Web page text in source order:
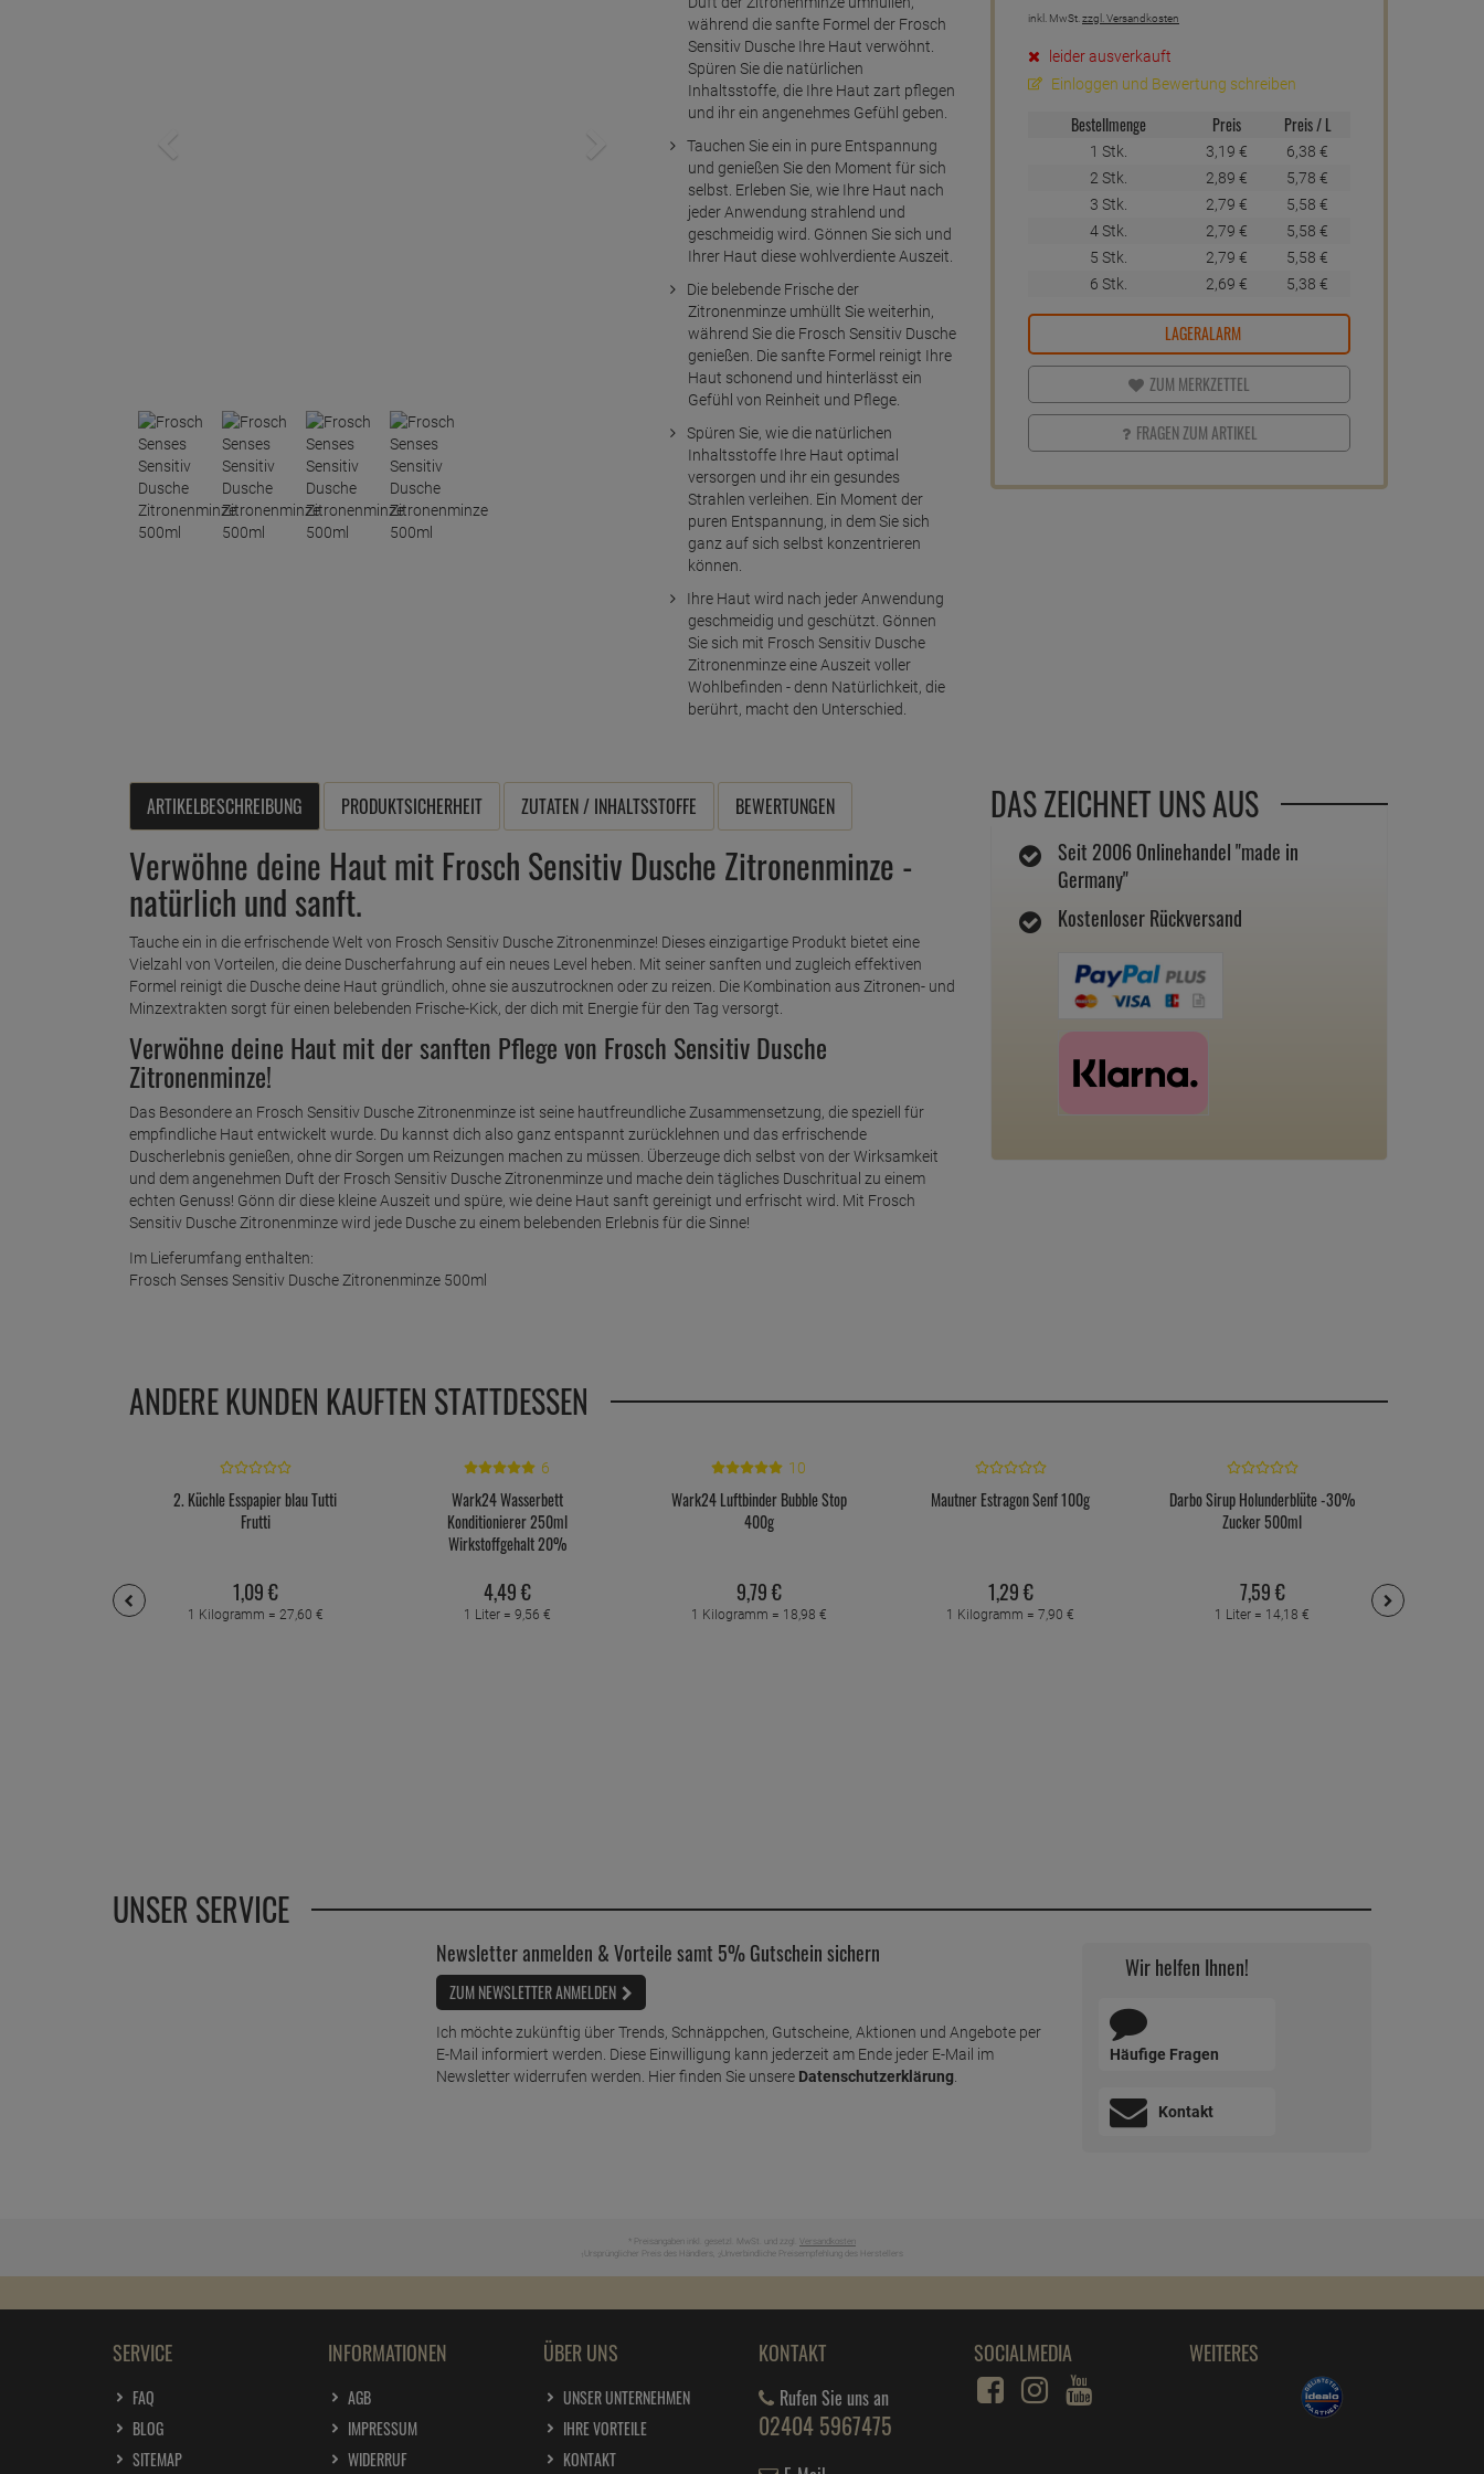
während die sanfte Formel der Frosch
Sensitiv Dusche Ihre Haut verwöhnt.
Spüren Sie die natürlichen
Inhaltsstoffe, die Ihre Haut zart pflegen
und ihr ein angenehmes Gefühl geben.
Tauchen Sie ein in pure Entspannung
und genießen Sie den Moment für sich
selbst. Erleben Sie, wie Ihre Haut nach
jeder Anwendung strahlend und
geschmeidig wird. Gönnen Sie sich und
Ihrer Haut diese wohlverdiente Auszeit.
Die belebende Frische der
Zitronenminze umhüllt Sie weiterhin,
während Sie die Frosch Sensitiv Dusche
genießen. Die sanfte Formel reinigt Ihre
Haut schonend und hinterlässt ein
Gefühl von Reinheit und Pflege.
Spüren Sie, wie die natürlichen
Inhaltsstoffe Ihre Haut optimal
versorgen und ihr ein gesundes
Strahlen verleihen. Ein Moment der
puren Entspannung, in dem Sie sich
ganz auf sich selbst konzentrieren
können.
Ihre Haut wird nach jeder Anwendung
geschmeidig und geschützt. Gönnen
Sie sich mit Frosch Sensitiv Dusche
Zitronenminze eine Auszeit voller
Wohlbefinden - denn Natürlichkeit, die
berührt, macht den Unterschied.
inkl. MwSt. zzgl. Versandkosten
leider ausverkauft
Einloggen und Bewertung schreiben
Bestellmenge Preis Preis / L
1 Stk. 3,19 € 6,38 €
2 Stk.
2,89 € 5,78 €
3 Stk.
2,79 € 5,58 €
4 Stk.
2,79 € 5,58 €
5 Stk.
2,79 € 5,58 €
6 Stk.
2,69 € 5,38 €
LAGERALARM
ZUM MERKZETTEL
FRAGEN ZUM ARTIKEL
DAS ZEICHNET UNS AUS
Seit 2006 Onlinehandel "made in
Germany"
Kostenloser Rückversand
ARTIKELBESCHREIBUNG PRODUKTSICHERHEIT ZUTATEN / INHALTSSTOFFE BEWERTUNGEN
Verwöhne deine Haut mit Frosch Sensitiv Dusche Zitronenminze -
natürlich und sanft.
Tauche ein in die erfrischende Welt von Frosch Sensitiv Dusche Zitronenminze! Dieses einzigartige Produkt bietet eine
Vielzahl von Vorteilen, die deine Duscherfahrung auf ein neues Level heben. Mit seiner sanften und zugleich effektiven
Formel reinigt die Dusche deine Haut gründlich, ohne sie auszutrocknen oder zu reizen. Die Kombination aus Zitronen- und
Minzextrakten sorgt für einen belebenden Frische-Kick, der dich mit Energie für den Tag versorgt.
Verwöhne deine Haut mit der sanften Pflege von Frosch Sensitiv Dusche
Zitronenminze!
Das Besondere an Frosch Sensitiv Dusche Zitronenminze ist seine hautfreundliche Zusammensetzung, die speziell für
empfindliche Haut entwickelt wurde. Du kannst dich also ganz entspannt zurücklehnen und das erfrischende
Duscherlebnis genießen, ohne dir Sorgen um Reizungen machen zu müssen. Überzeuge dich selbst von der Wirksamkeit
und dem angenehmen Duft der Frosch Sensitiv Dusche Zitronenminze und mache dein tägliches Duschritual zu einem
echten Genuss! Gönn dir diese kleine Auszeit und spüre, wie deine Haut sanft gereinigt und erfrischt wird. Mit Frosch
Sensitiv Dusche Zitronenminze wird jede Dusche zu einem belebenden Erlebnis für die Sinne!
Im Lieferumfang enthalten:
Frosch Senses Sensitiv Dusche Zitronenminze 500ml
ANDERE KUNDEN KAUFTEN STATTDESSEN
2. Küchle Esspapier blau Tutti
Frutti
1,09€
1 Kilogramm = 27,60 €
6
Wark24 Wasserbett
Konditionierer 250ml
Wirkstoffgehalt 20%
4,49€
1 Liter = 9,56 €
10
Wark24 Luftbinder Bubble Stop
400g
9,79€
1 Kilogramm = 18,98 €
Mautner Estragon Senf 100g
1,29€
1 Kilogramm = 7,90 €
Darbo Sirup Holunderblüte -30%
Zucker 500ml
7,59€
1 Liter = 14,18 €
UNSER SERVICE
Newsletter anmelden & Vorteile samt 5% Gutschein sichern
ZUM NEWSLETTER ANMELDEN
Ich möchte zukünftig über Trends, Schnäppchen, Gutscheine, Aktionen und Angebote per
E-Mail informiert werden. Diese Einwilligung kann jederzeit am Ende jeder E-Mail im
Newsletter widerrufen werden. Hier finden Sie unsere Datenschutzerklärung.
Wir helfen Ihnen!
Häufige Fragen
Kontakt
* Preisangaben inkl. gesetzl. MwSt. und zzgl. Versandkosten
Ursprünglicher Preis des Händlers, Unverbindliche Preisempfehlung des Herstellers
SERVICE
FAQ
BLOG
SITEMAP
INFORMATIONEN
AGB
IMPRESSUM
WIDERRUF
ÜBER UNS
UNSER UNTERNEHMEN
IHRE VORTEILE
KONTAKT
KONTAKT
Rufen Sie uns an
02404 5967475
SOCIALMEDIA WEITERES